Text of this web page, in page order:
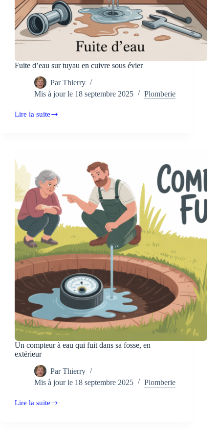
Fuite d’eau sur tuyau en cuivre sous évier
Par Thierry
Mis à jour le 18 septembre 2025 Plomberie
Lire la suite
Fuite
cuivre
sous
Un compteur à eau qui fuit dans sa fosse, en
extérieur
Par Thierry
Mis à jour le 18 septembre 2025 Plomberie
Lire la suite
Un